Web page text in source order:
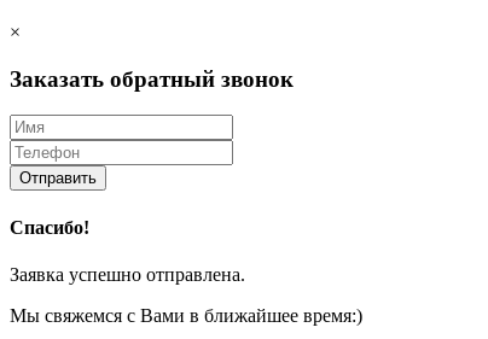
×
Заказать обратный звонок
Отправить
Спасибо!
Заявка успешно отправлена.
Мы свяжемся с Вами в ближайшее время:)